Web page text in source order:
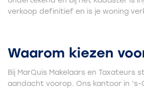
verkoop definitief en is je woning
Waarom kiezen
Bij MarQuis Makelaars en Taxateurs
aandacht voorop. Ons kantoor in ’s-